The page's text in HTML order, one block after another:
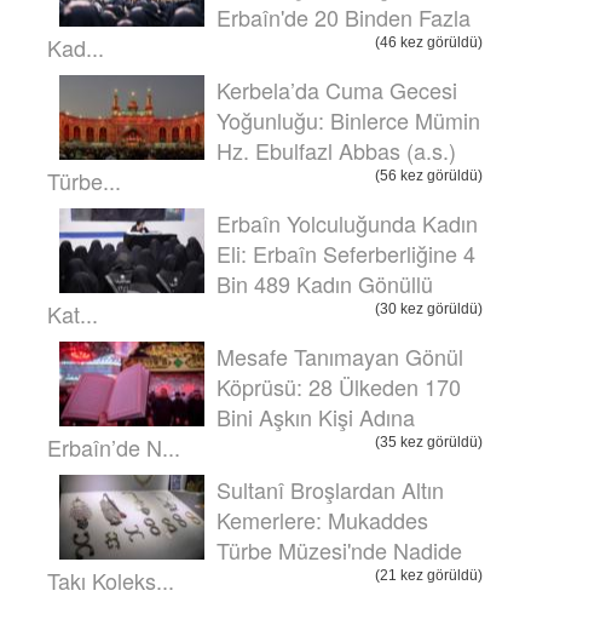
Erbaîn'de 20 Binden Fazla
Kad...
(46 kez görüldü)
Kerbela’da Cuma Gecesi
Yoğunluğu: Binlerce Mümin
Hz. Ebulfazl Abbas (a.s.)
Türbe...
(56 kez görüldü)
Erbaîn Yolculuğunda Kadın
Eli: Erbaîn Seferberliğine 4
Bin 489 Kadın Gönüllü
Kat...
(30 kez görüldü)
Mesafe Tanımayan Gönül
Köprüsü: 28 Ülkeden 170
Bini Aşkın Kişi Adına
Erbaîn’de N...
(35 kez görüldü)
Sultanî Broşlardan Altın
Kemerlere: Mukaddes
Türbe Müzesi'nde Nadide
Takı Koleks...
(21 kez görüldü)